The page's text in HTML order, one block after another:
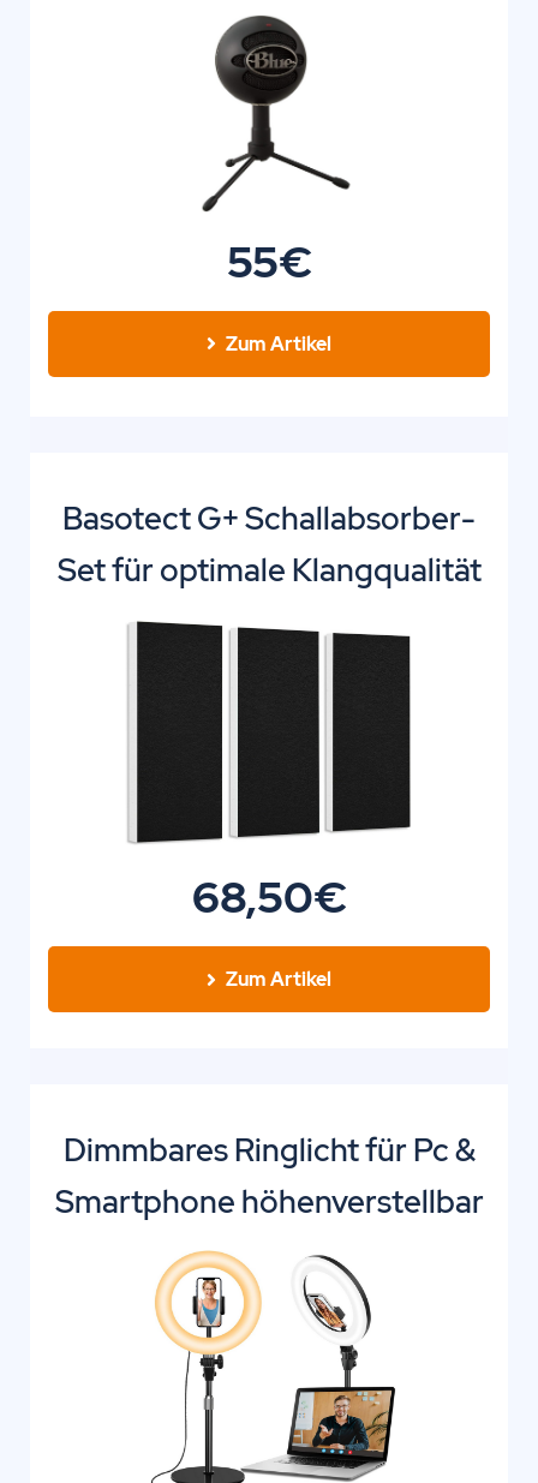
55€
Zum Artikel
Basotect G+ Schallabsorber-
Set für optimale Klangqualität
68,50€
Zum Artikel
Dimmbares Ringlicht für Pc &
Smartphone höhenverstellbar